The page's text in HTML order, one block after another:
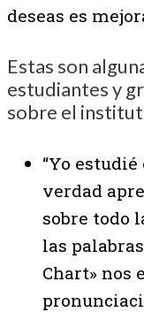
deseas es
Estas son
estudiantes y
sobre el
“Yo
verdad
sobre todo
las
Chart» nos